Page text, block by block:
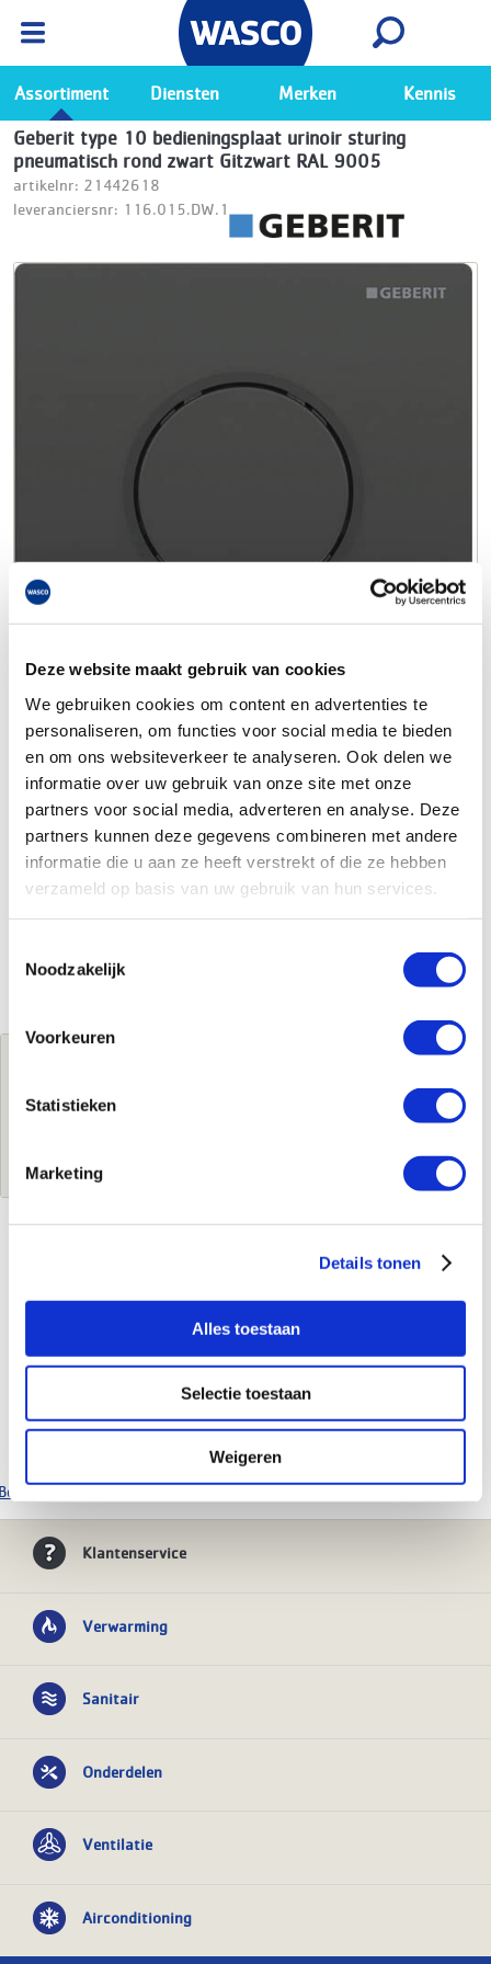
Deze website maakt gebruik van cookies
We gebruiken cookies om content en advertenties te
personaliseren, om functies voor social media te bieden
en om ons websiteverkeer te analyseren. Ook delen we
informatie over uw gebruik van onze site met onze
partners voor social media, adverteren en analyse. Deze
partners kunnen deze gegevens combineren met andere
informatie die u aan ze heeft verstrekt of die ze hebben
verzameld op basis van uw gebruik van hun services.
Noodzakelijk
Voorkeuren
Statistieken
Marketing
Details tonen
Alles toestaan
Selectie toestaan
Weigeren
Ga naar de Wasco app
Bekijk
Assortiment Diensten Merken Kennis
Geberit type 10 bedieningsplaat urinoir sturing
pneumatisch rond zwart Gitzwart RAL 9005
artikelnr: 21442618
leveranciersnr: 116.015.DW.1
€300,88
116.015.DW.1
EAN-Code
4025410703460
alle Geberit producten
Klantenservice
Verwarming
Sanitair
Onderdelen
Ventilatie
Airconditioning